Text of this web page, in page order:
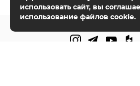
использовать сайт, вы
использование файлов cookie.